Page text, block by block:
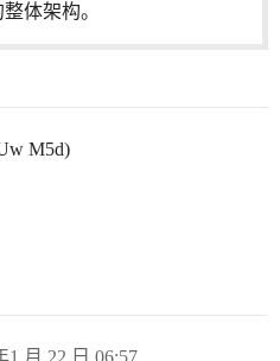
体架构。
M5d)
1 月 22 日 06:57